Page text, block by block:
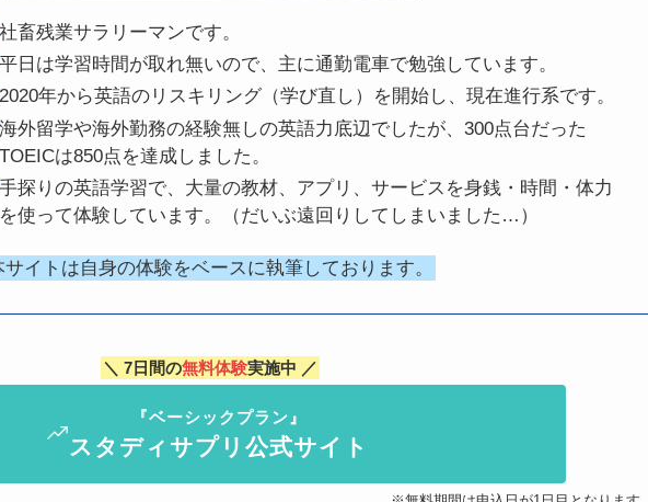
社畜残業サラリーマンです。
平日は学習時間が取れ無いので、主に通勤電車で勉強しています。
2020年から英語のリスキリング（学び直し）を開始し、現在進行系です。
海外留学や海外勤務の経験無しの英語力底辺でしたが、300点台だった
TOEICは850点を達成しました。
手探りの英語学習で、大量の教材、アプリ、サービスを身銭・時間・体力
を使って体験しています。（だいぶ遠回りしてしまいました…）
サイトは自身の体験をベースに執筆しております。
＼ 7日間の無料体験実施中 ／
『ベーシックプラン』
スタディサプリ公式サイト